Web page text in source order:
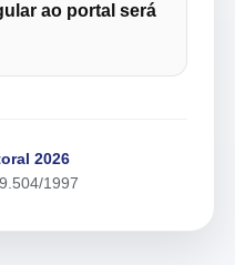
ao portal será
2026
1997